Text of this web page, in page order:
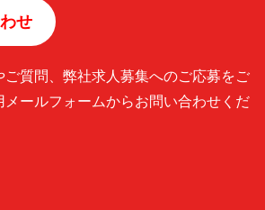
せ
ご質問、弊社求人募集へのご応募をご
メールフォームからお問い合わせくだ